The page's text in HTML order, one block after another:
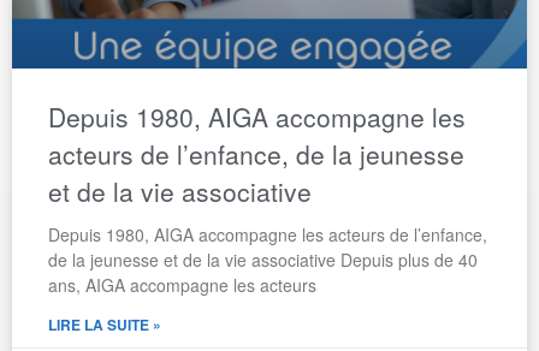
Depuis 1980, AIGA accompagne les
acteurs de l’enfance, de la jeunesse
et de la vie associative
Depuis 1980, AIGA accompagne les acteurs de l’enfance,
de la jeunesse et de la vie associative Depuis plus de 40
ans, AIGA accompagne les acteurs
LIRE LA SUITE »